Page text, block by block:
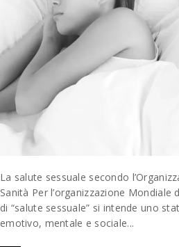
La salute sessuale secondo
Sanità Per l’organizzazione
di “salute sessuale” si intende uno
emotivo, mentale e sociale...